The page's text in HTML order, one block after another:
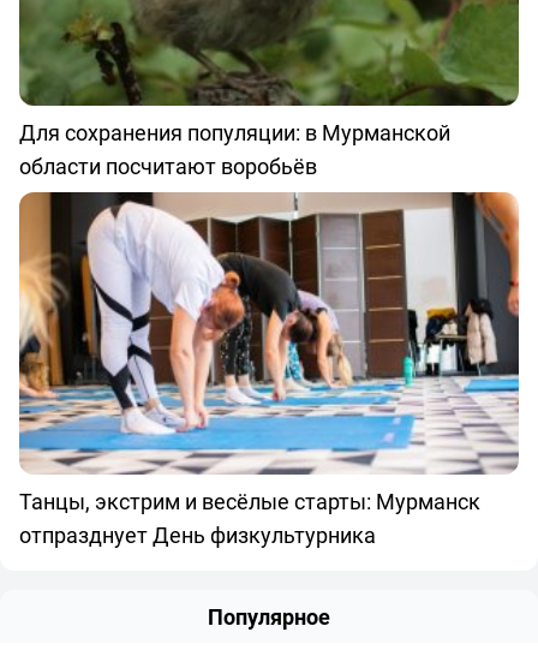
Для сохранения популяции: в Мурманской
области посчитают воробьёв
Танцы, экстрим и весёлые старты: Мурманск
отпразднует День физкультурника
Популярное